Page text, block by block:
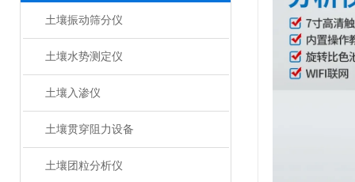
土壤振动筛分仪
土壤水势测定仪
土壤入渗仪
土壤贯穿阻力设备
土壤团粒分析仪